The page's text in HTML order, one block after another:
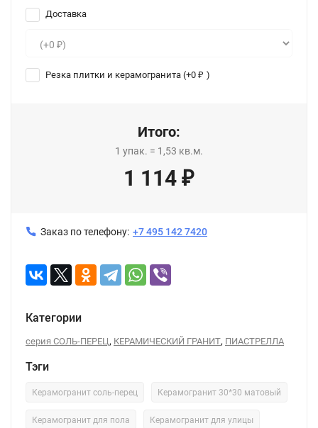
Доставка
Резка плитки и керамогранита (+0 ₽ )
Итого:
1 упак. = 1,53 кв.м.
1 114 ₽
Заказ по телефону: +7 495 142 7420
Категории
серия СОЛЬ-ПЕРЕЦ, КЕРАМИЧЕСКИЙ ГРАНИТ, ПИАСТРЕЛЛА
Тэги
Керамогранит соль-перец Керамогранит 30*30 матовый
Керамогранит для пола Керамогранит для улицы